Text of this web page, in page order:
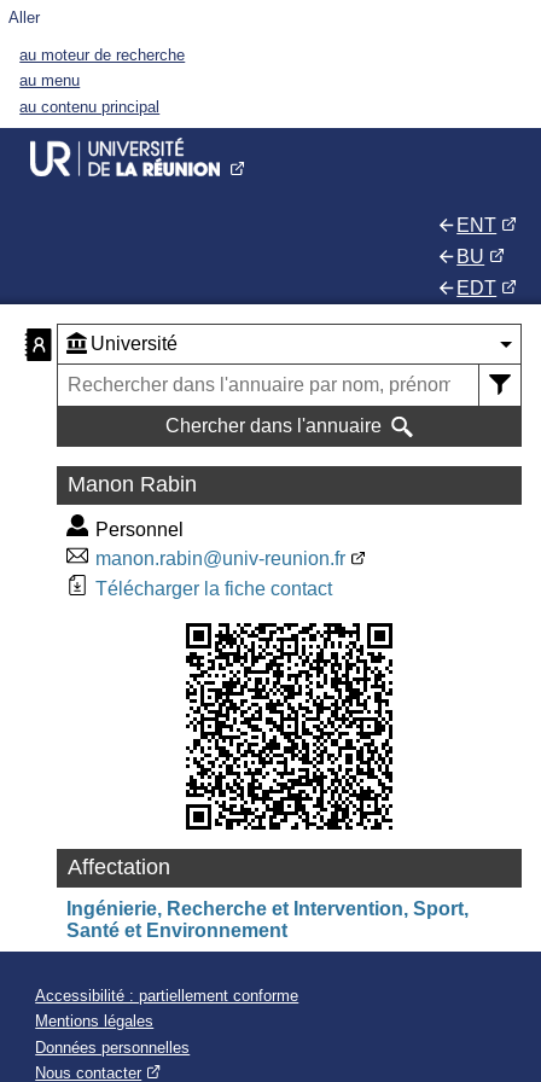
Aller
au moteur de recherche
au menu
au contenu principal
ENT
BU
EDT
Chercher dans l'annuaire
Manon Rabin
Personnel
manon.rabin@univ-reunion.fr
Télécharger la fiche contact
Affectation
Ingénierie, Recherche et Intervention, Sport,
Santé et Environnement
Accessibilité : partiellement conforme
Mentions légales
Données personnelles
Nous contacter